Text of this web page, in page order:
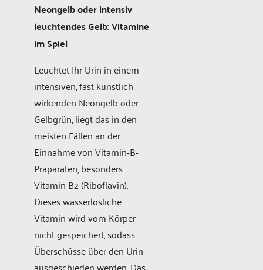
Neongelb oder intensiv
leuchtendes Gelb: Vitamine
im Spiel
Leuchtet Ihr Urin in einem
intensiven, fast künstlich
wirkenden Neongelb oder
Gelbgrün, liegt das in den
meisten Fällen an der
Einnahme von Vitamin-B-
Präparaten, besonders
Vitamin B2 (Riboflavin).
Dieses wasserlösliche
Vitamin wird vom Körper
nicht gespeichert, sodass
Überschüsse über den Urin